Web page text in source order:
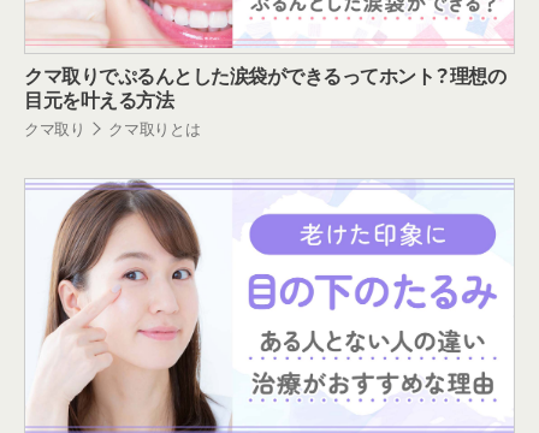
クマ取りでぷるんとした涙袋ができるってホント？理想の
目元を叶える方法
クマ取り クマ取りとは